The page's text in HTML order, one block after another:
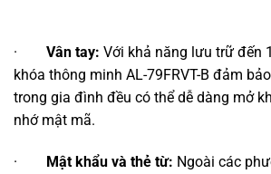
· Vân tay: Với khả năng lưu trữ đến
khóa thông minh AL-79FRVT-B đảm
trong gia đình đều có thể dễ dàng mở
nhớ mật mã.
· Mật khẩu và thẻ từ: Ngoài các